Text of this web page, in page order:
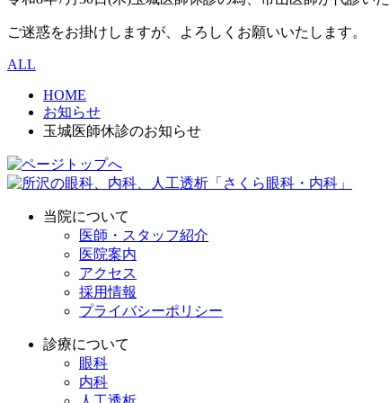
ご迷惑をお掛けしますが、よろしくお願いいたします。
ALL
HOME
お知らせ
玉城医師休診のお知らせ
当院について
医師・スタッフ紹介
医院案内
アクセス
採用情報
プライバシーポリシー
診療について
眼科
内科